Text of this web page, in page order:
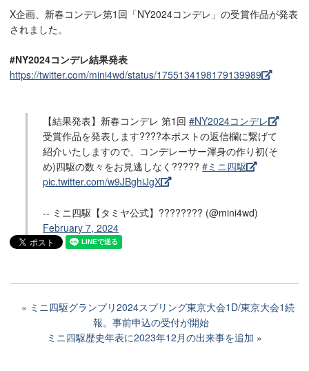
X企画、新春コンデレ第1回「NY2024コンデレ」の受賞作品が発表
されました。
#NY2024コンデレ結果発表
https://twitter.com/mini4wd/status/1755134198179139989
【結果発表】新春コンデレ 第1回#NY2024コンデレ
受賞作品を発表します????本ポストの返信欄に繋げて
紹介いたしますので、コンデレーサー渾身の作り初(そ
め)四駆の数々をお見逃しなく?????#ミニ四駆
pic.twitter.com/w9JBghiJgX
-- ミニ四駆【タミヤ公式】???????? (@mini4wd)
February 7, 2024
ミニ四駆グランプリ2024スプリング東京大会1D/東京大会1続
報。事前申込の受付が開始
ミニ四駆歴史年表に2023年12月の出来事を追加